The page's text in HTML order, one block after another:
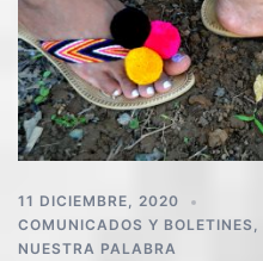
11 DICIEMBRE, 2020
COMUNICADOS Y BOLETINES
NUESTRA PALABRA